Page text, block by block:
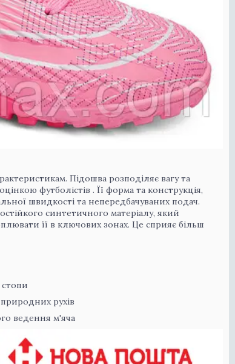
Підошва розподіляє вагу та
футболістів . Її форма та конструкція,
швидкості та непередбачуваних подач.
синтетичного матеріалу, який
її в ключових зонах. Це сприяє більш
рухів
ведення м'яча